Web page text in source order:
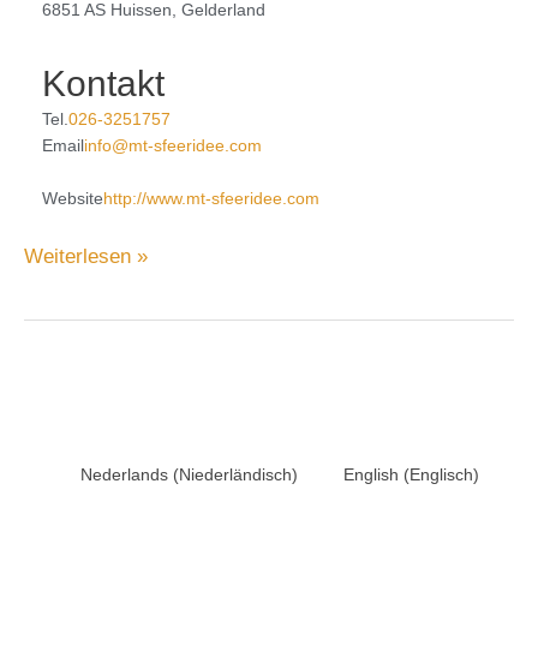
6851 AS Huissen, Gelderland
Kontakt
Tel.026-3251757
Email info@mt-sfeeridee.com
Website http://www.mt-sfeeridee.com
Weiterlesen »
Nederlands (Niederländisch) English (Englisch)